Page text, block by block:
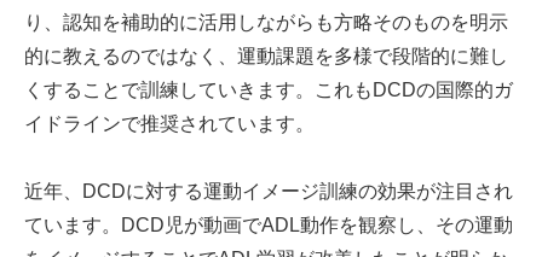
り、認知を補助的に活用しながらも方略そのものを明示
的に教えるのではなく、運動課題を多様で段階的に難し
くすることで訓練していきます。これもDCDの国際的ガ
イドラインで推奨されています。
近年、DCDに対する運動イメージ訓練の効果が注目され
ています。DCD児が動画でADL動作を観察し、その運動